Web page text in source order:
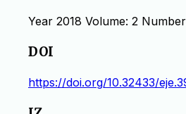
Year 2018 Volume: 2
DOI
https://doi.org/10.32433/